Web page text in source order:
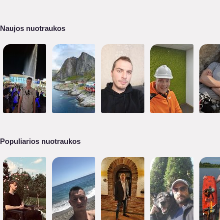
Naujos nuotraukos
Populiarios nuotraukos